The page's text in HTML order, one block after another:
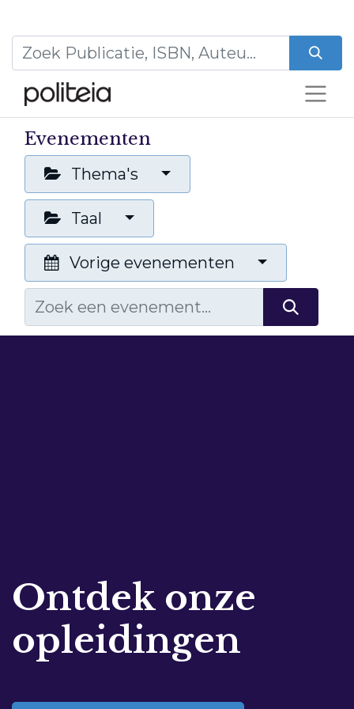
Evenementen
Thema's
Taal
Vorige evenementen
Ontdek onze
opleidingen